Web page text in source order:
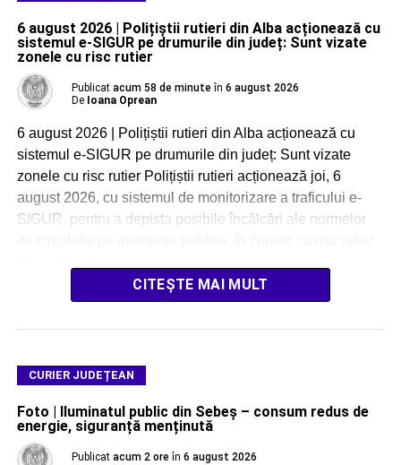
6 august 2026 | Polițiștii rutieri din Alba acționează cu
sistemul e-SIGUR pe drumurile din județ: Sunt vizate
zonele cu risc rutier
Publicat acum 58 de minute în 6 august 2026
De Ioana Oprean
6 august 2026 | Polițiștii rutieri din Alba acționează cu
sistemul e-SIGUR pe drumurile din județ: Sunt vizate
zonele cu risc rutier Polițiștii rutieri acționează joi, 6
august 2026, cu sistemul de monitorizare a traficului e-
SIGUR, pentru a depista posibile încălcări ale normelor
CITEȘTE MAI MULT
CURIER JUDEȚEAN
Foto | Iluminatul public din Sebeș – consum redus de
energie, siguranță menținută
Publicat acum 2 ore în 6 august 2026